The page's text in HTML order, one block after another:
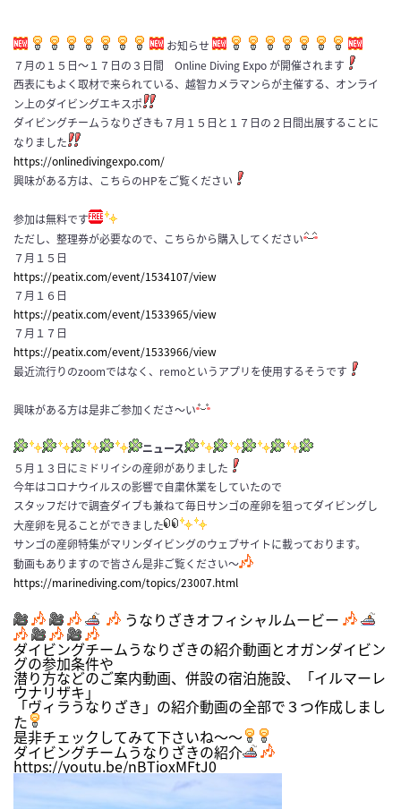
お知らせ
７月の１５日〜１７日の３日間 Online Diving Expo が開催されます
西表にもよく取材で来られている、越智カメラマンらが主催する、オンライ
ン上のダイビングエキスポ
ダイビングチームうなりざきも７月１５日と１７日の２日間出展することに
なりました
https://onlinedivingexpo.com/
興味がある方は、こちらのHPをご覧ください
参加は無料です
ただし、整理券が必要なので、こちらから購入してください
７月１５日
https://peatix.com/event/1534107/view
７月１６日
https://peatix.com/event/1533965/view
７月１７日
https://peatix.com/event/1533966/view
最近流行りのzoomではなく、remoというアプリを使用するそうです
興味がある方は是非ご参加くださ〜い
ニュース
５月１３日にミドリイシの産卵がありました
今年はコロナウイルスの影響で自粛休業をしていたので
スタッフだけで調査ダイブも兼ねて毎日サンゴの産卵を狙ってダイビングし
大産卵を見ることができました
サンゴの産卵特集がマリンダイビングのウェブサイトに載っております。
動画もありますので皆さん是非ご覧ください～
https://marinediving.com/topics/23007.html
うなりざきオフィシャルムービー
ダイビングチームうなりざきの紹介動画とオガンダイビン
グの参加条件や
潜り方などのご案内動画、併設の宿泊施設、「イルマーレ
ウナリザキ」
「ヴィラうなりざき」の紹介動画の全部で３つ作成しまし
た
是非チェックしてみて下さいね～～
ダイビングチームうなりざきの紹介
https://youtu.be/nBTioxMFtJ0